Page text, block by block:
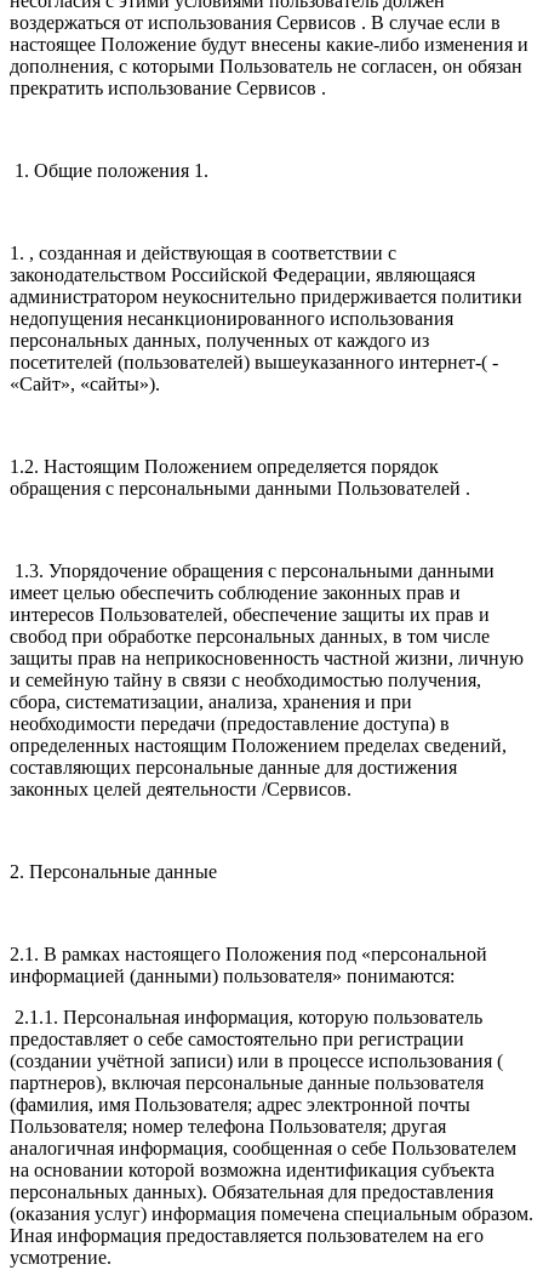
воздержаться от использования Сервисов . В случае если в
настоящее Положение будут внесены какие-либо изменения и
дополнения, с которыми Пользователь не согласен, он обязан
прекратить использование Сервисов .
1. Общие положения 1.
1. , созданная и действующая в соответствии с
законодательством Российской Федерации, являющаяся
администратором неукоснительно придерживается политики
недопущения несанкционированного использования
персональных данных, полученных от каждого из
посетителей (пользователей) вышеуказанного интернет-( -
«Сайт», «сайты»).
1.2. Настоящим Положением определяется порядок
обращения с персональными данными Пользователей .
1.3. Упорядочение обращения с персональными данными
имеет целью обеспечить соблюдение законных прав и
интересов Пользователей, обеспечение защиты их прав и
свобод при обработке персональных данных, в том числе
защиты прав на неприкосновенность частной жизни, личную
и семейную тайну в связи с необходимостью получения,
сбора, систематизации, анализа, хранения и при
необходимости передачи (предоставление доступа) в
определенных настоящим Положением пределах сведений,
составляющих персональные данные для достижения
законных целей деятельности /Сервисов.
2. Персональные данные
2.1. В рамках настоящего Положения под «персональной
информацией (данными) пользователя» понимаются:
2.1.1. Персональная информация, которую пользователь
предоставляет о себе самостоятельно при регистрации
(создании учётной записи) или в процессе использования (
партнеров), включая персональные данные пользователя
(фамилия, имя Пользователя; адрес электронной почты
Пользователя; номер телефона Пользователя; другая
аналогичная информация, сообщенная о себе Пользователем
на основании которой возможна идентификация субъекта
персональных данных). Обязательная для предоставления
(оказания услуг) информация помечена специальным образом.
Иная информация предоставляется пользователем на его
усмотрение.